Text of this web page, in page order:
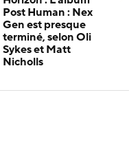
Post Human : Nex
Gen est presque
terminé, selon Oli
Sykes et Matt
Nicholls